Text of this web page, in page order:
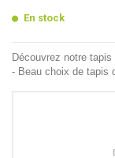
En stock
Découvrez notre
- Beau choix de tapis